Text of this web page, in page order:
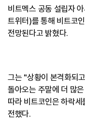
비트멕스 공동 설립자
트위터)를 통해 비트코
전망된다고 밝혔다.
그는 "상황이 본격화되
돌아오는 주말에 더 많
따라 비트코인은 하락
전했다.